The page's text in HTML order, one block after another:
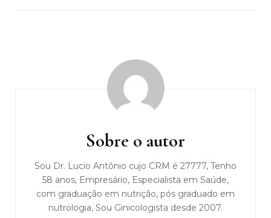
Sobre o autor
Sou Dr. Lucio Antônio cujo CRM é 27777, Tenho
58 anos, Empresário, Especialista em Saúde,
com graduação em nutrição, pós graduado em
nutrologia, Sou Ginicologista desde 2007.